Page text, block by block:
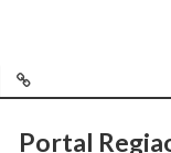
Portal